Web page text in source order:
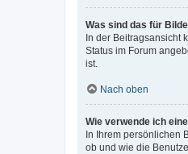
Was sind das für
In der Beitragsansicht
Status im Forum
ist.
Nach oben
Wie verwende ich
In Ihrem persönlichen
ob und wie die